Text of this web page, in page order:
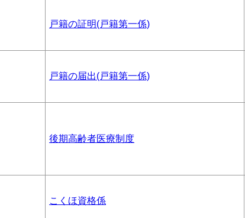
戸籍の証明(戸籍第一係)
戸籍の届出(戸籍第一係)
後期高齢者医療制度
こくほ資格係